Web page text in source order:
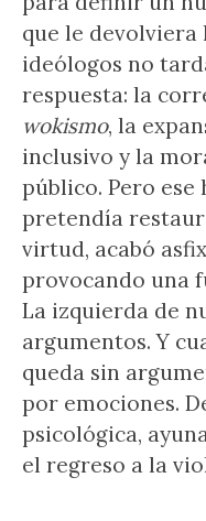
que le devolviera
ideólogos no
respuesta: la
wokismo, la
inclusivo y la
público. Pero ese
pretendía
virtud, acabó
provocando una
La izquierda de
argumentos. Y
queda sin
por emociones.
psicológica,
el regreso a la